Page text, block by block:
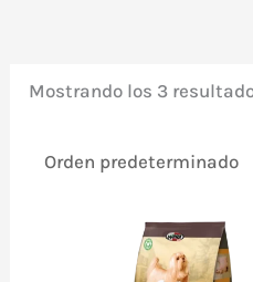
Mostrando los 3